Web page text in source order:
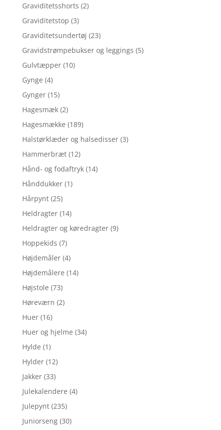
Graviditetsshorts (2)
Graviditetstop (3)
Graviditetsundertøj (23)
Gravidstrømpebukser og leggings (5)
Gulvtæpper (10)
Gynge (4)
Gynger (15)
Hagesmæk (2)
Hagesmække (189)
Halstørklæder og halsedisser (3)
Hammerbræt (12)
Hånd- og fodaftryk (14)
Hånddukker (1)
Hårpynt (25)
Heldragter (14)
Heldragter og køredragter (9)
Hoppekids (7)
Højdemåler (4)
Højdemålere (14)
Højstole (73)
Høreværn (2)
Huer (16)
Huer og hjelme (34)
Hylde (1)
Hylder (12)
Jakker (33)
Julekalendere (4)
Julepynt (235)
Juniorseng (30)